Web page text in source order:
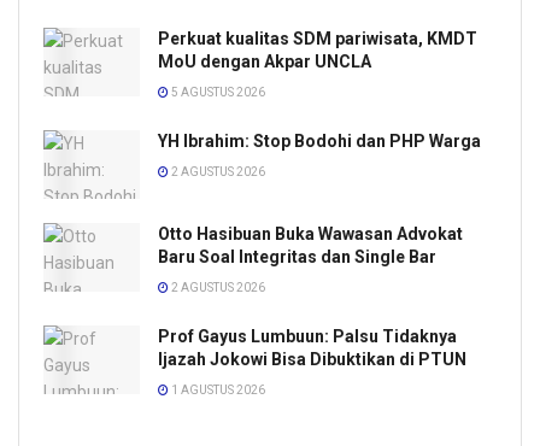
Perkuat kualitas SDM pariwisata, KMDT
MoU dengan Akpar UNCLA
5 AGUSTUS 2026
YH Ibrahim: Stop Bodohi dan PHP Warga
2 AGUSTUS 2026
Otto Hasibuan Buka Wawasan Advokat
Baru Soal Integritas dan Single Bar
2 AGUSTUS 2026
Prof Gayus Lumbuun: Palsu Tidaknya
Ijazah Jokowi Bisa Dibuktikan di PTUN
1 AGUSTUS 2026